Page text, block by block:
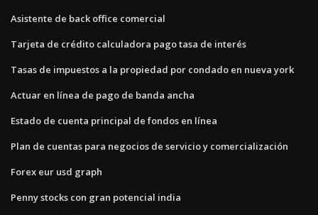
Asistente de back office comercial
Tarjeta de crédito calculadora pago tasa de interés
Tasas de impuestos a la propiedad por condado en nueva york
Actuar en línea de pago de banda ancha
Estado de cuenta principal de fondos en línea
Plan de cuentas para negocios de servicio y comercialización
Forex eur usd graph
Penny stocks con gran potencial india